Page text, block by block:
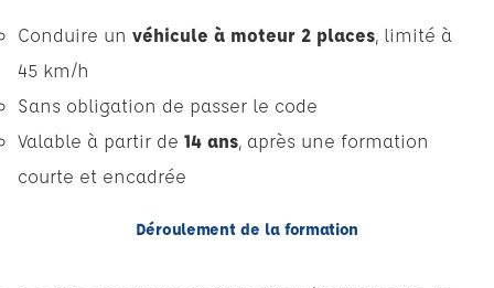
Conduire un véhicule à moteur 2 places, limité à
45 km/h
Sans obligation de passer le code
Valable à partir de 14 ans, après une formation
courte et encadrée
Déroulement de la formation